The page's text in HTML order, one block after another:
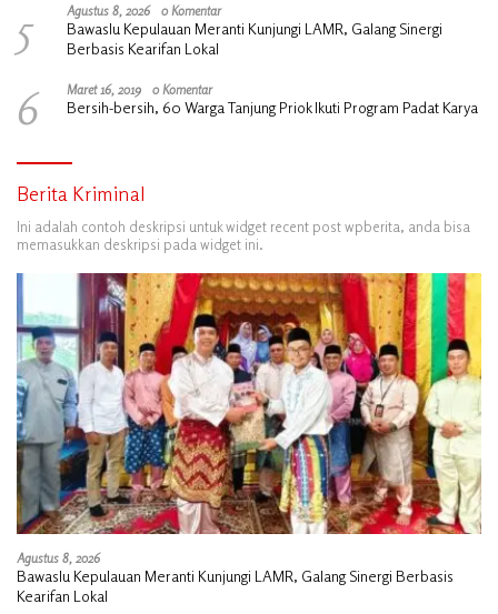
5 Agustus 8, 2026 0 Komentar
Bawaslu Kepulauan Meranti Kunjungi LAMR, Galang Sinergi
Berbasis Kearifan Lokal
6 Maret 16, 2019 0 Komentar
Bersih-bersih, 60 Warga Tanjung Priok Ikuti Program Padat Karya
Berita Kriminal
Ini adalah contoh deskripsi untuk widget recent post wpberita, anda bisa
memasukkan deskripsi pada widget ini.
Agustus 8, 2026
Bawaslu Kepulauan Meranti Kunjungi LAMR, Galang Sinergi Berbasis
Kearifan Lokal